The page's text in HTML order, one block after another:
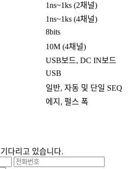
1ns~1ks (2채널)
1ns~1ks (4채널)
8bits
10M (4채널)
USB보드, DC IN보드
USB
일반, 자동 및 단일 SEQ
에지, 펄스 폭
다리고 있습니다.